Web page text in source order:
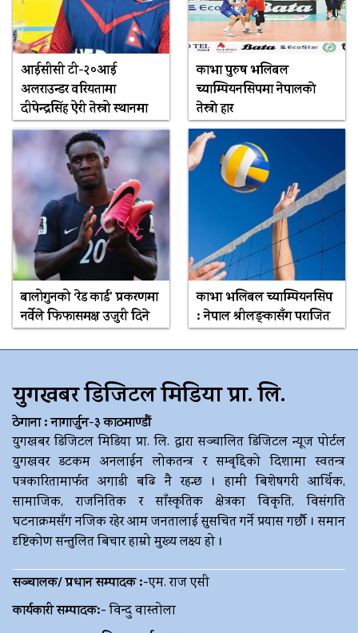
आईसीसी टी-२०आई
अलराउन्डर वरियतामा
दीपेन्द्रसिंह ऐरी तेस्रो स्थानमा
काभा पुरुष भलिबल
च्याम्पियनसिपमा नेपालकाे
तेस्राे हार
बालोगुनको ‘रेड कार्ड’ प्रकरणमा
नर्वेले फिफासमक्ष उजुरी दिने
काभा भलिबल च्याम्पियनसिप
: नेपाल श्रीलङ्कासँग पराजित
युगखबर डिजिटल मिडिया प्रा. लि.
ठेगाना : नागार्जुन-३ काठमाण्डौं
युगखबर डिजिटल मिडिया प्रा. लि. द्धारा सञ्चालित डिजिटल न्यूज पोर्टल
युगखवर डटकम अनलाईन लोकतन्त्र र सम्बृद्दिको दिशामा स्वतन्त्र
पत्रकारितामार्फत अगाडी बढि नै रहन्छ । हामी बिशेषगरी आर्थिक,
सामाजिक, राजनितिक र साँस्कृतिक क्षेत्रका विकृति, विसंगति
घटनाक्रमसँग नजिक रहेर आम जनतालाई सुसचित गर्ने प्रयास गर्छौ । समान
दृष्टिकोण सन्तुलित बिचार हाम्रो मुख्य लक्ष्य हो ।
सञ्चालक/ प्रधान सम्पादक :-एम. राज एसी
कार्यकारी सम्पादक:-विन्दु वास्तोला